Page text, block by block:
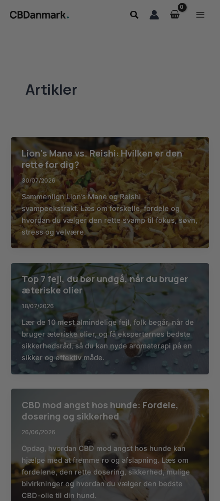
Søg
Artikler
Lion’s Mane vs. Reishi: Hvilken er den
rette for dig?
30/07/2026
Sammenlign Lion’s Mane og Reishi
svampeekstrakt. Læs om forskelle, fordele og
hvordan du vælger den rette svamp til fokus, søvn,
stress og velvære.
Top 7 fejl, du bør undgå, når du bruger
æteriske olier
18/07/2026
Lær de 10 mest almindelige fejl, folk begår, når de
bruger æteriske olier, og få eksperternes bedste
sikkerhedsråd, så du kan nyde aromaterapi på en
sikker og effektiv måde.
CBD mod angst hos hunde: Fordele,
dosering og sikkerhed
26/06/2026
Opdag, hvordan CBD mod angst hos hunde kan
hjælpe med at fremme ro og afslapning. Læs om
fordelene, den rette dosering, sikkerhed, mulige
bivirkninger og hvordan du vælger den bedste
CBD-olie til din hund.